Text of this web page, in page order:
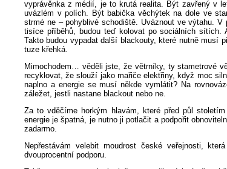
vyprávěnka z médií, je to krutá realita. Být zavřený v
uvázlém v polích. Být babička věchýtek na dole ve
strmé ne – pohyblivé schodiště. Uváznout ve výtahu.
tisíce příběhů, budou teď kolovat po sociálních sítích.
Takto budou vypadat další blackouty, které nutně musí
tuze křehká.
Mimochodem… věděli jste, že větrníky, ty stametrové
recyklovat, že slouží jako mařiče elektřiny, když moc
naplno a energie se musí někde vymlátit? Na
záležet, jestli nastane blackout nebo ne.
Za to vděčíme horkým hlavám, které před půl
energie je špatná, je nutno ji potlačit a podpořit
zadarmo.
Nepřestávám velebit moudrost české veřejnosti,
dvouprocentní podporu.